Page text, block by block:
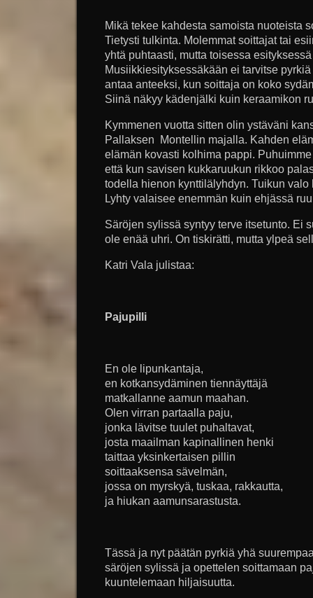
Mikä tekee kahdesta samoista nuoteista
Tietysti tulkinta. Molemmat soittajat tai
yhtä puhtaasti, mutta toisessa
Musiikkiesityksessäkään ei tarvitse
antaa anteeksi, kun soittaja on koko
Siinä näkyy kädenjälki kuin keraamikon
Kymmenen vuotta sitten olin ystäväni
Pallaksen Montellin majalla. Kahden
elämän kovasti kolhima pappi.
että kun savisen kukkaruukun rikkoo
todella hienon kynttilälyhdyn. Tuikun
Lyhty valaisee enemmän kuin ehjässä
Säröjen sylissä syntyy terve itsetunto. Ei
ole enää uhri. On tiskirätti, mutta ylpeä
Katri Vala julistaa:
Pajupilli
En ole lipunkantaja,
en kotkansydäminen tiennäyttäjä
matkallanne aamun maahan.
Olen virran partaalla paju,
jonka lävitse tuulet puhaltavat,
josta maailman kapinallinen henki
taittaa yksinkertaisen pillin
soittaaksensa sävelmän,
jossa on myrskyä, tuskaa, rakkautta,
ja hiukan aamunsarastusta.
Tässä ja nyt päätän pyrkiä yhä
säröjen sylissä ja opettelen soittamaan
kuuntelemaan hiljaisuutta.